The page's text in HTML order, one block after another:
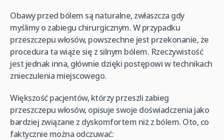
Obawy przed bólem są naturalne, zwłaszcza gdy
myślimy o zabiegu chirurgicznym. W przypadku
przeszczepu włosów, powszechne jest przekonanie, że
procedura ta wiąże się z silnym bólem. Rzeczywistość
jest jednak inna, głównie dzięki postępowi w technikach
znieczulenia miejscowego.
Większość pacjentów, którzy przeszli zabieg
przeszczepu włosów, opisuje swoje doświadczenia jako
bardziej związane z dyskomfortem niż z bólem. Oto, co
faktycznie można odczuwać: